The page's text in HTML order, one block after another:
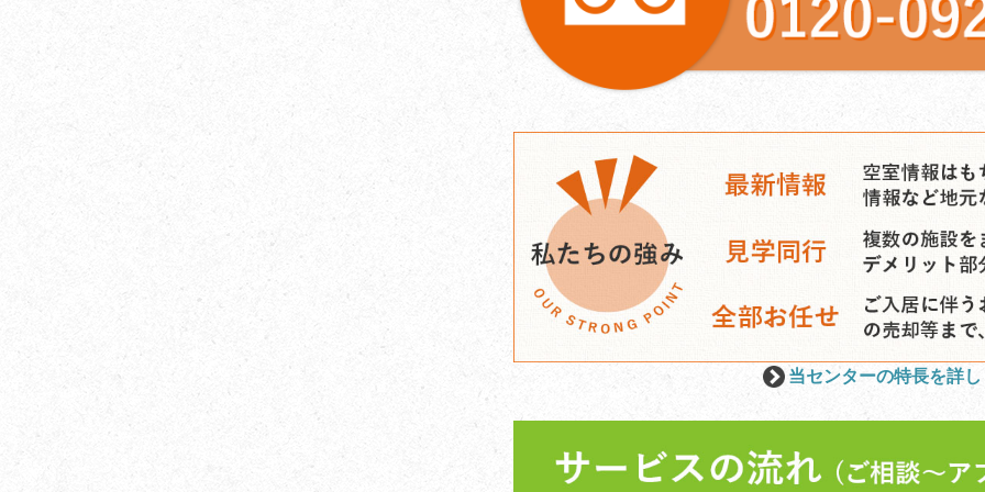
当センターの特長を詳